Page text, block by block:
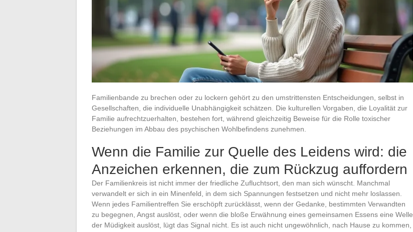
Familienbande zu brechen oder zu lockern gehört zu den umstrittensten Entscheidungen, selbst in
Gesellschaften, die individuelle Unabhängigkeit schätzen. Die kulturellen Vorgaben, die Loyalität zur
Familie aufrechtzuerhalten, bestehen fort, während gleichzeitig Beweise für die Rolle toxischer
Beziehungen im Abbau des psychischen Wohlbefindens zunehmen.
Wenn die Familie zur Quelle des Leidens wird: die
Anzeichen erkennen, die zum Rückzug auffordern
Der Familienkreis ist nicht immer der friedliche Zufluchtsort, den man sich wünscht. Manchmal
verwandelt er sich in ein Minenfeld, in dem sich Spannungen festsetzen und nicht mehr loslassen.
Wenn jedes Familientreffen Sie erschöpft zurücklässt, wenn der Gedanke, bestimmten Verwandten
zu begegnen, Angst auslöst, oder wenn die bloße Erwähnung eines gemeinsamen Essens eine Welle
der Müdigkeit auslöst, lügt das Signal nicht. Es ist auch nicht ungewöhnlich, nach Hause zu kommen,